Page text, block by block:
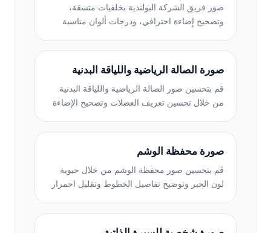
صور فريق الشركة البولندية بخلفيات متسقة،
وتصحيح إضاءة احترافي، ودرجات ألوان مناسبة
صورة الصالة الرياضية واللياقة البدنية
قم بتحسين صور الصالة الرياضية واللياقة البدنية
من خلال تحسين تعريف العضلات وتصحيح الإضاءة
الرياضية عالية التباين.
صورة محفظة الوشم
قم بتحسين صور محفظة الوشم من خلال حيوية
لون الحبر وتوضيح تفاصيل الخطوط وتقليل احمرار
وInstagram.